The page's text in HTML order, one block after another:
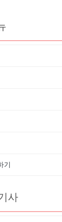
기
사